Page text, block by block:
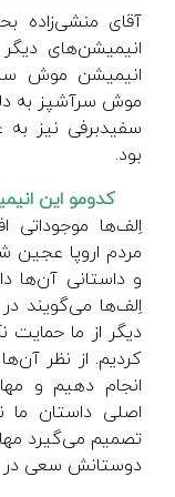
آقای منشی‌زاده
انیمیشن‌های
انیمیشن موش
موش سرآشپز به
سفیدبرفی نیز
بود.
کدومو این
اِلف‌ها موجوداتی
مردم اروپا عجین
و داستانی آن‌ها
اِلف‌ها می‌گویند
دیگر از ما حمایت
کردیم. از نظر
انجام دهیم و
اصلی داستان
تصمیم می‌گیرد
دوستانش سعی در